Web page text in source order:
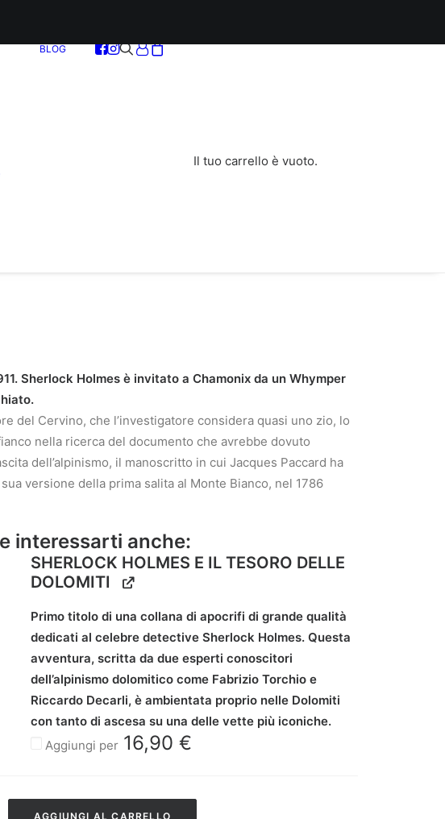
BLOG
Il tuo carrello è vuoto.
Sherlock Holmes è invitato a Chamonix da un Whymper
del Cervino, che l’investigatore considera quasi uno zio, lo
nella ricerca del documento che avrebbe dovuto
dell’alpinismo, il manoscritto in cui Jacques Paccard ha
versione della prima salita al Monte Bianco, nel 1786
interessarti anche:
SHERLOCK HOLMES E IL TESORO DELLE
DOLOMITI
Primo titolo di una collana di apocrifi di grande qualità
dedicati al celebre detective Sherlock Holmes. Questa
avventura, scritta da due esperti conoscitori
dell’alpinismo dolomitico come Fabrizio Torchio e
Riccardo Decarli, è ambientata proprio nelle Dolomiti
con tanto di ascesa su una delle vette più iconiche.
Aggiungi per 16,90 €
AGGIUNGI AL CARRELLO